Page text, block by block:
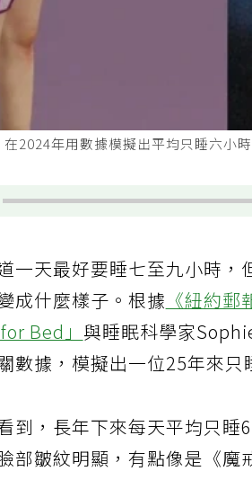
在2024年用數據模擬出平均只睡六
一天最好要睡七至九小時
成什麼樣子。根據《紐約郵
Bed」與睡眠科學家
數據，模擬出一位25年來
到，長年下來每天平均只
部皺紋明顯，有點像是《